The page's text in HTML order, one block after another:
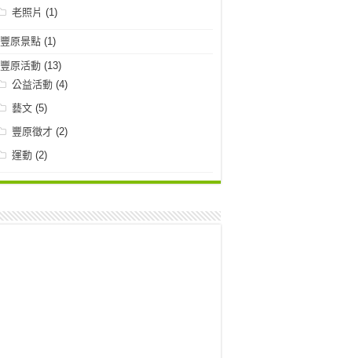
老照片 (1)
豐原景點(1)
豐原活動(13)
公益活動(4)
藝文(5)
豐原徵才(2)
運動(2)